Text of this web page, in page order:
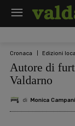
Cronaca Edizioni
Autore di
Valdarno
di Monica Campani